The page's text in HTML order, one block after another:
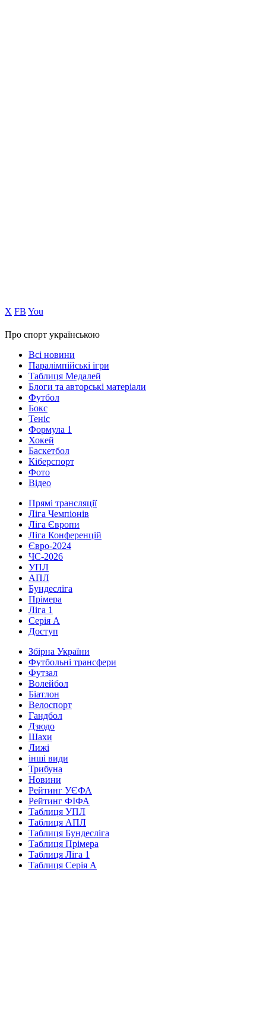
Х FB You
Про спорт українською
Всі новини
Паралімпійські ігри
Таблиця Медалей
Блоги та авторські матеріали
Футбол
Бокс
Теніс
Формула 1
Хокей
Баскетбол
Кіберспорт
Фото
Відео
Прямі трансляції
Ліга Чемпіонів
Ліга Європи
Ліга Конференцій
Євро-2024
ЧС-2026
УПЛ
АПЛ
Бундесліга
Прімера
Ліга 1
Серія А
Доступ
Збірна України
Футбольні трансфери
Футзал
Волейбол
Біатлон
Велоспорт
Гандбол
Дзюдо
Шахи
Лижі
інші види
Трибуна
Новини
Рейтинг УЄФА
Рейтинг ФІФА
Таблиця УПЛ
Таблиця АПЛ
Таблиця Бундесліга
Таблиця Прімера
Таблиця Ліга 1
Таблиця Серія А